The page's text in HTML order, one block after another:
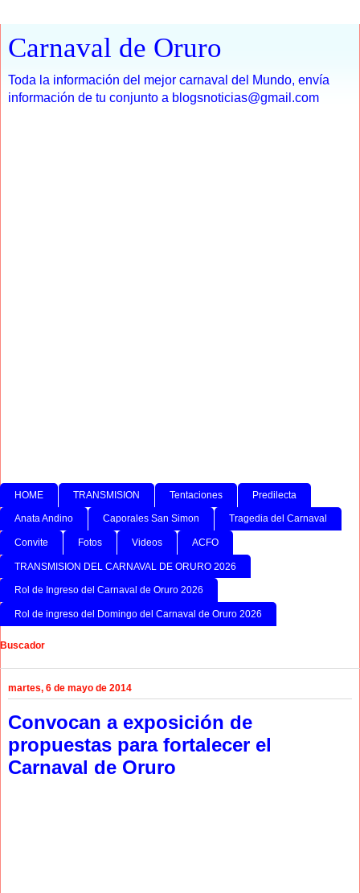
Carnaval de Oruro
Toda la información del mejor carnaval del Mundo, envía
información de tu conjunto a blogsnoticias@gmail.com
HOME TRANSMISION Tentaciones Predilecta
Anata Andino Caporales San Simon Tragedia del Carnaval
Convite Fotos Videos ACFO
TRANSMISION DEL CARNAVAL DE ORURO 2026
Rol de Ingreso del Carnaval de Oruro 2026
Rol de ingreso del Domingo del Carnaval de Oruro 2026
Buscador
martes, 6 de mayo de 2014
Convocan a exposición de
propuestas para fortalecer el
Carnaval de Oruro